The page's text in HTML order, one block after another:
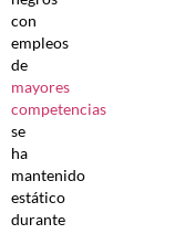
con
empleos
de
mayores
competencias
se
ha
mantenido
estático
durante